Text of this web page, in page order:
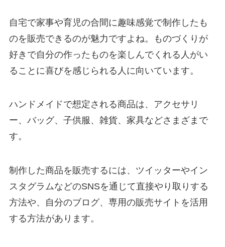
自宅で家事や育児の合間に趣味感覚で制作したも
のを販売できるのが魅力ですよね。ものづくりが
好きで自分の作ったものを楽しんでくれる人がい
ることに喜びを感じられる人に向いています。
ハンドメイドで想定される商品は、アクセサリ
ー、バッグ、子供服、雑貨、家具などさまざまで
す。
制作した商品を販売するには、ツイッターやイン
スタグラムなどのSNSを通じて直接やり取りする
方法や、自分のブログ、専用の販売サイトを活用
する方法があります。